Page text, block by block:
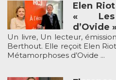
Elen
« Les
d’Ovide
Un livre, Un lecteur,
Berthout. Elle reçoit Elen
Métamorphoses d’Ovide ...